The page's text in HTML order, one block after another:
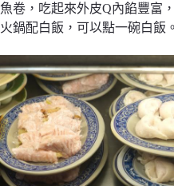
魚卷，吃起來外皮Q內餡豐富
火鍋配白飯，可以點一碗白飯。